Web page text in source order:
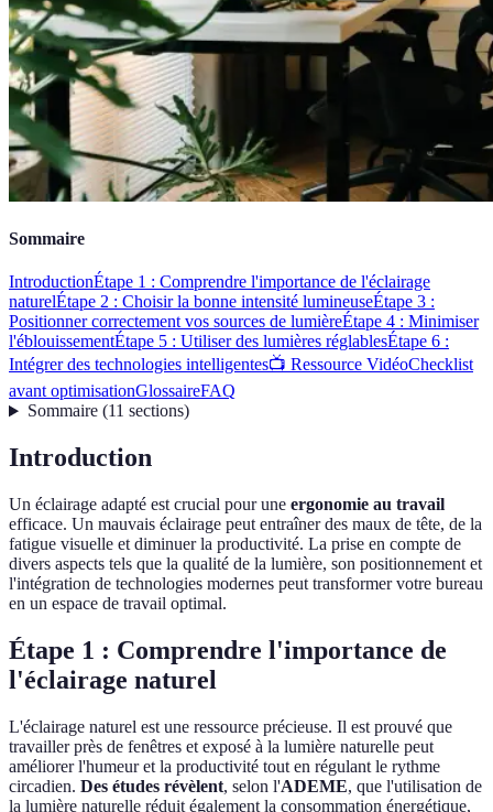
Sommaire
IntroductionÉtape 1 : Comprendre l'importance de l'éclairage
naturelÉtape 2 : Choisir la bonne intensité lumineuseÉtape 3 :
Positionner correctement vos sources de lumièreÉtape 4 : Minimiser
l'éblouissementÉtape 5 : Utiliser des lumières réglablesÉtape 6 :
Intégrer des technologies intelligentes📺 Ressource VidéoChecklist
avant optimisationGlossaireFAQ
Sommaire(11 sections)
Introduction
Un éclairage adapté est crucial pour une ergonomie au travail
efficace. Un mauvais éclairage peut entraîner des maux de tête, de la
fatigue visuelle et diminuer la productivité. La prise en compte de
divers aspects tels que la qualité de la lumière, son positionnement et
l'intégration de technologies modernes peut transformer votre bureau
en un espace de travail optimal.
Étape 1 : Comprendre l'importance de
l'éclairage naturel
L'éclairage naturel est une ressource précieuse. Il est prouvé que
travailler près de fenêtres et exposé à la lumière naturelle peut
améliorer l'humeur et la productivité tout en régulant le rythme
circadien. Des études révèlent, selon l'ADEME, que l'utilisation de
la lumière naturelle réduit également la consommation énergétique,